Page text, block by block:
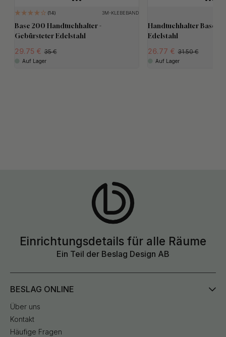
14 3M-KLEBEBAND
Base 200 Handtuchhalter -
Gebürsteter Edelstahl
29.75 35
Auf Lager
Handtuchhalter Base -
Edelstahl
26.77 31.50
Auf Lager
Einrichtungsdetails für alle Räume
Ein Teil der Beslag Design AB
BESLAG ONLINE
Über uns
Kontakt
Häufige Fragen